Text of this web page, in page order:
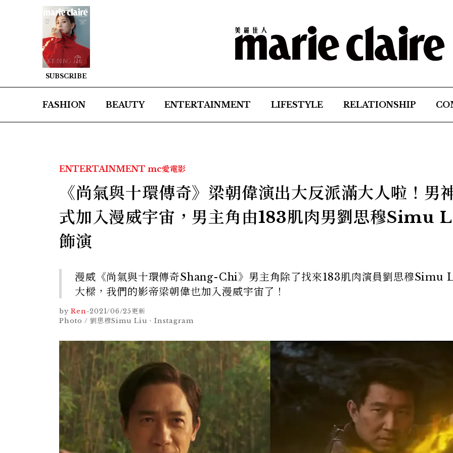
SUBSCRIBE
FASHION BEAUTY ENTERTAINMENT LIFESTYLE RELATIONSHIP
ENTERTAINMENT mc愛電影
《尚氣與十環傳奇》梁朝偉演出大反派滿大人啦！男
式加入漫威宇宙，男主角由183肌肉男劉思穆Simu
飾演
漫威《尚氣與十環傳奇Shang-Chi》男主角除了找來183肌肉演員劉思穆Simu
大樑，我們的影帝梁朝偉也加入漫威宇宙了！
by Ren-2021/06/25更新
Photo / 劉思穆Simu Liu、Instagram